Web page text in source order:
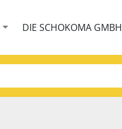
DIE SCHOKOMA GMBH